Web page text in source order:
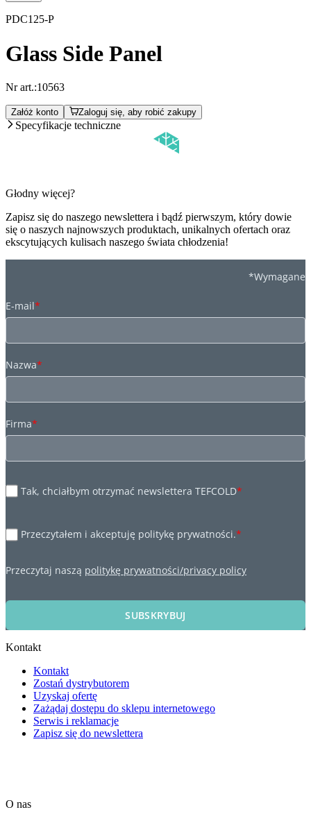
PDC125-P
Glass Side Panel
Nr art.:10563
Załóż konto Zaloguj się, aby robić zakupy
Specyfikacje techniczne
Głodny więcej?
Zapisz się do naszego newslettera i bądź pierwszym, który dowie
się o naszych najnowszych produktach, unikalnych ofertach oraz
ekscytujących kulisach naszego świata chłodzenia!
*Wymagane
E-mail*
Nazwa*
Firma*
Tak, chciałbym otrzymać newslettera TEFCOLD*
Przeczytałem i akceptuję politykę prywatności.*
Przeczytaj naszą politykę prywatności/privacy policy
SUBSKRYBUJ
Kontakt
Kontakt
Zostań dystrybutorem
Uzyskaj ofertę
Zażądaj dostępu do sklepu internetowego
Serwis i reklamacje
Zapisz się do newslettera
O nas